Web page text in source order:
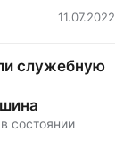
11.07.2022
служебную
состоянии